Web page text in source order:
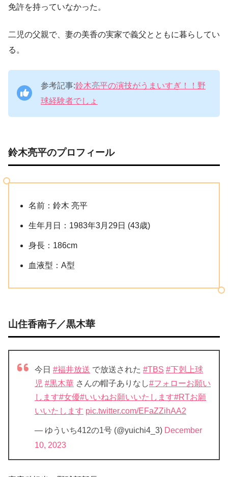
免許を持っていなかった。
二児の父親で、妻の美香の実家で義父とともに暮らしてい
る。
参考記事:鈴木亮平の演技がうまいすぎ！！野
球経験者でしょ
鈴木亮平のプロフィール
名前：鈴木 亮平
生年月日：1983年3月29日 (43歳)
身長：186cm
血液型：A型
山住香南子／黒木華
今日 #福井放送 で放送された #TBS #下剋上球
児 #黒木華 さんの帽子ありなし#フォローお願い
します#女優#いいねお願いいたします#RTお願
いいたします pic.twitter.com/EFaZZihAA2
— ゆういち412の1号 (@yuichi4_3) December
10, 2023